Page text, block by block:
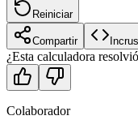
Reiniciar
Compartir
¿Esta calculadora
Colaborador